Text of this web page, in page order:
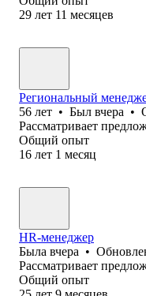
29 лет 11 месяцев
Региональный
56 лет • Был вчера •
Рассматривает
Общий опыт
16 лет 1 месяц
HR-менеджер
Была вчера •
Рассматривает
Общий опыт